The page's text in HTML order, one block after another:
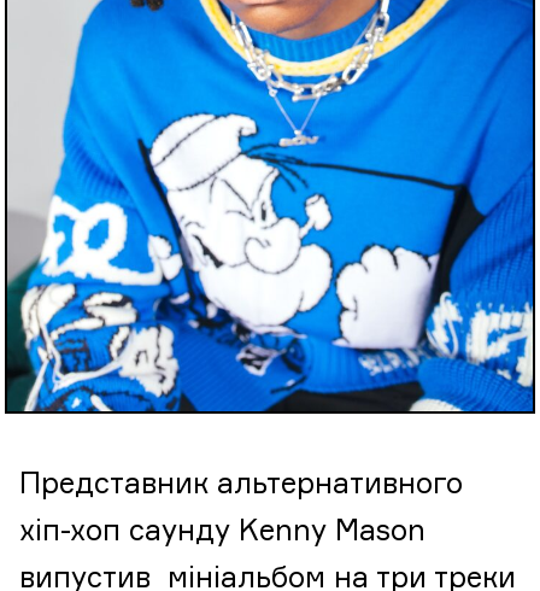
Представник альтернативного
хіп-хоп саунду Kenny Mason
випустив мініальбом на три треки